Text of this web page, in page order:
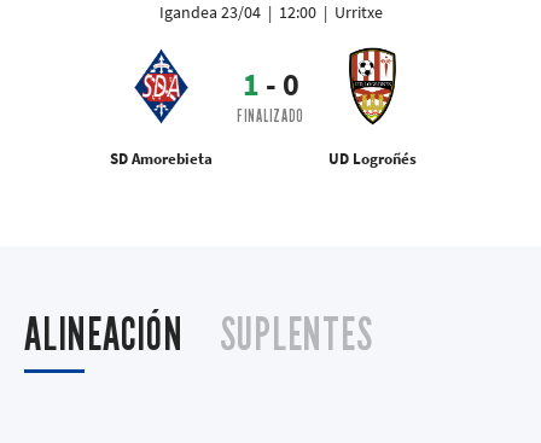
Igandea 23/04 | 12:00 | Urritxe
SD Amorebieta
1 - 0
FINALIZADO
UD Logroñés
ALINEACIÓN SUPLENTES